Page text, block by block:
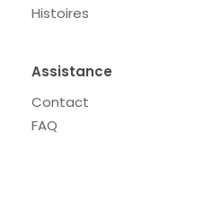
Histoires
Assistance
Contact
FAQ